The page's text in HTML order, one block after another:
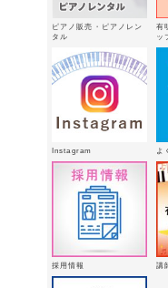
3/15（日）健
2月18日
有明楽器オン
2026年2月16日
八代支店情報
実施中！！
「ウィンター
した。 2025年12
ピアノ販売・ピアノレン
タル
有
ッ
Instagram よ
採用情報 講